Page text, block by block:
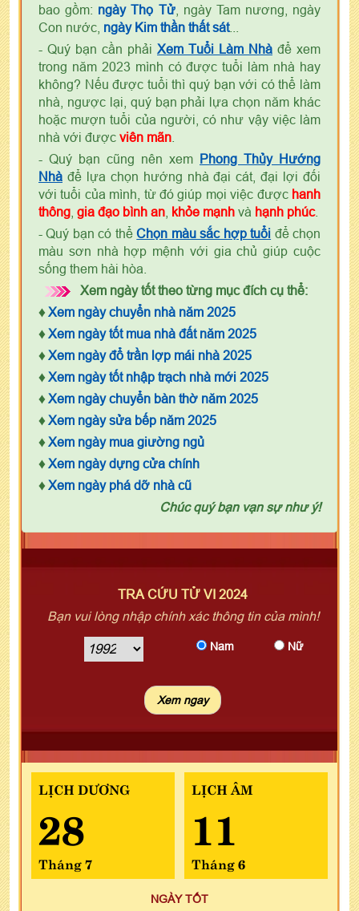
bao gồm: ngày Thọ Tử, ngày Tam nương, ngày
Con nước, ngày Kim thần thất sát...
- Quý bạn cần phải Xem Tuổi Làm Nhà để xem
trong năm 2023 mình có được tuổi làm nhà hay
không? Nếu được tuổi thì quý bạn với có thể làm
nhà, ngược lại, quý bạn phải lựa chọn năm khác
hoặc mượn tuổi của người, có như vậy việc làm
nhà với được viên mãn
- Quý bạn cũng nên xem Phong Thủy Hướng
Nhà để lựa chọn hướng nhà đại cát, đại lợi đối
với tuổi của mình, từ đó giúp mọi việc được hanh
thông gia đạo bình an khỏe mạnh và hạnh phúc.
- Quý bạn có thểChọn màu sắc hợp tuổi để chọn
màu sơn nhà hợp mệnh với gia chủ giúp cuộc
sống them hài hòa.
Xem ngày tốt theo từng mục đích cụ thể:
♦ Xem ngày chuyển nhà năm 2025
♦ Xem ngày tốt mua nhà đất năm 2025
♦ Xem ngày đổ trần lợp mái nhà 2025
♦ Xem ngày tốt nhập trạch nhà mới 2025
♦ Xem ngày chuyển bàn thờ năm 2025
♦ Xem ngày sửa bếp năm 2025
♦ Xem ngày mua giường ngủ
♦ Xem ngày dựng cửa chính
♦ Xem ngày phá dỡ nhà cũ
Chúc quý bạn vạn sự như ý!
TRA CỨU TỬ VI 2024
Bạn vui lòng nhập chính xác thông tin của mình!
Nam Nữ
LỊCH DƯƠNG
28
Tháng 7
LỊCH ÂM
11
Tháng 6
NGÀY TỐT